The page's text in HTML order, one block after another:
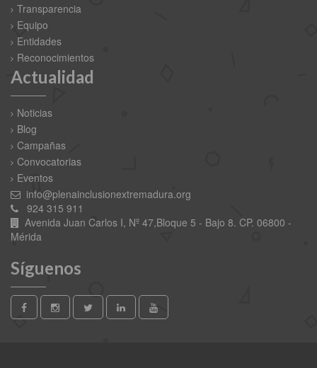
Transparencia
Equipo
Entidades
Reconocimientos
Actualidad
Noticias
Blog
Campañas
Convocatorias
Eventos
info@plenainclusionextremadura.org
924 315 911
Avenida Juan Carlos I, Nº 47,Bloque 5 - Bajo 8. CP. 06800 -
Mérida
Síguenos